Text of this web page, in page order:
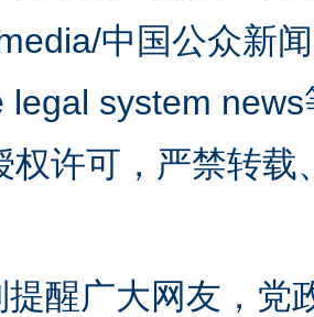
中国公众新
legal system
权许可，严禁转
提醒广大网友，党